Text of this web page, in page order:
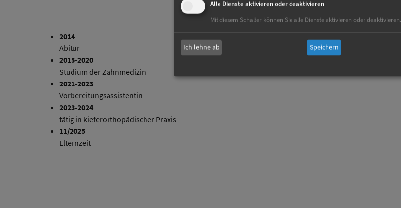
2014
Abitur
2015-2020
Studium der Zahnmedizin
2021-2023
Vorbereitungsassistentin
2023-2024
tätig in kieferorthopädischer Praxis
11/2025
Elternzeit
Alle Dienste aktivieren oder deaktivieren
Mit diesem Schalter können Sie alle Dienste aktivieren oder deaktivieren.
Ich lehne ab Speichern